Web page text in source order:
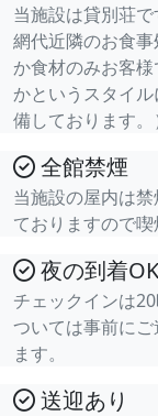
当施設は貸別荘
網代近隣のお食事
か食材のみお客
かというスタイ
備しております。
全館禁煙
当施設の屋内は
ておりますので喫
夜の到着OK
チェックインは
ついては事前に
ます。
送迎あり